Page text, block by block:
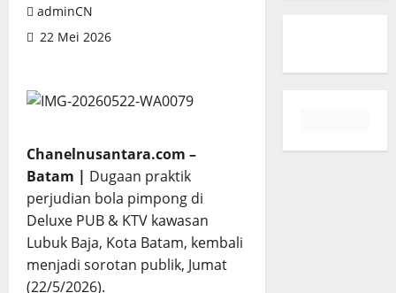
adminCN
22 Mei 2026
Chanelnusantara.com –
Batam | Dugaan praktik
perjudian bola pimpong di
Deluxe PUB & KTV kawasan
Lubuk Baja, Kota Batam, kembali
menjadi sorotan publik, Jumat
(22/5/2026).